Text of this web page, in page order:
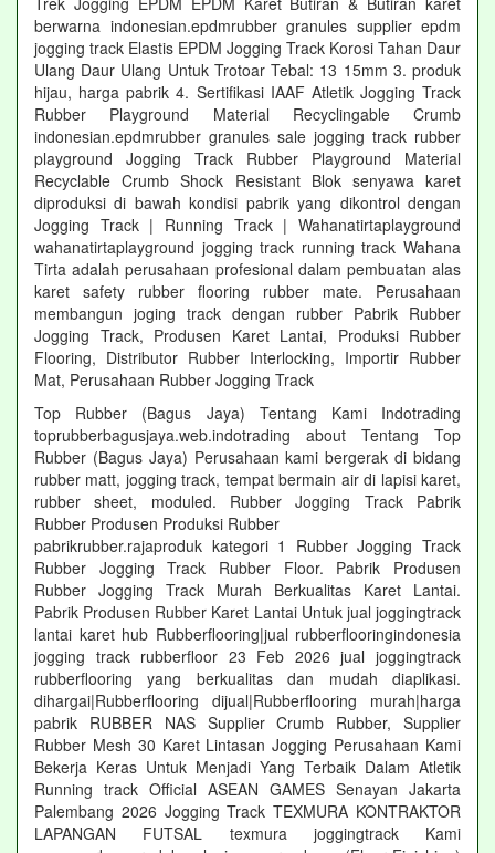
berwarna indonesian.epdmrubber granules supplier epdm
jogging track Elastis EPDM Jogging Track Korosi Tahan Daur
Ulang Daur Ulang Untuk Trotoar Tebal: 13 15mm 3. produk
hijau, harga pabrik 4. Sertifikasi IAAF Atletik Jogging Track
Rubber Playground Material Recyclingable Crumb
indonesian.epdmrubber granules sale jogging track rubber
playground Jogging Track Rubber Playground Material
Recyclable Crumb Shock Resistant Blok senyawa karet
diproduksi di bawah kondisi pabrik yang dikontrol dengan
Jogging Track | Running Track | Wahanatirtaplayground
wahanatirtaplayground jogging track running track Wahana
Tirta adalah perusahaan profesional dalam pembuatan alas
karet safety rubber flooring rubber mate. Perusahaan
membangun joging track dengan rubber Pabrik Rubber
Jogging Track, Produsen Karet Lantai, Produksi Rubber
Flooring, Distributor Rubber Interlocking, Importir Rubber
Mat, Perusahaan Rubber Jogging Track
Top Rubber (Bagus Jaya) Tentang Kami Indotrading
toprubberbagusjaya.web.indotrading about Tentang Top
Rubber (Bagus Jaya) Perusahaan kami bergerak di bidang
rubber matt, jogging track, tempat bermain air di lapisi karet,
rubber sheet, moduled. Rubber Jogging Track Pabrik
Rubber Produsen Produksi Rubber
pabrikrubber.rajaproduk kategori 1 Rubber Jogging Track
Rubber Jogging Track Rubber Floor. Pabrik Produsen
Rubber Jogging Track Murah Berkualitas Karet Lantai.
Pabrik Produsen Rubber Karet Lantai Untuk jual joggingtrack
lantai karet hub Rubberflooring|jual rubberflooringindonesia
jogging track rubberfloor 23 Feb 2026 jual joggingtrack
rubberflooring yang berkualitas dan mudah diaplikasi.
dihargai|Rubberflooring dijual|Rubberflooring murah|harga
pabrik RUBBER NAS Supplier Crumb Rubber, Supplier
Rubber Mesh 30 Karet Lintasan Jogging Perusahaan Kami
Bekerja Keras Untuk Menjadi Yang Terbaik Dalam Atletik
Running track Official ASEAN GAMES Senayan Jakarta
Palembang 2026 Jogging Track TEXMURA KONTRAKTOR
LAPANGAN FUTSAL texmura joggingtrack Kami